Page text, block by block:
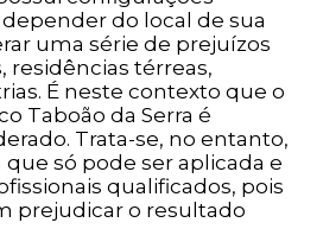
do local de sua
uma série de prejuízos
residências térreas,
É neste contexto que o
Taboão da Serra é
Trata-se, no entanto,
só pode ser aplicada e
qualificados, pois
prejudicar o resultado